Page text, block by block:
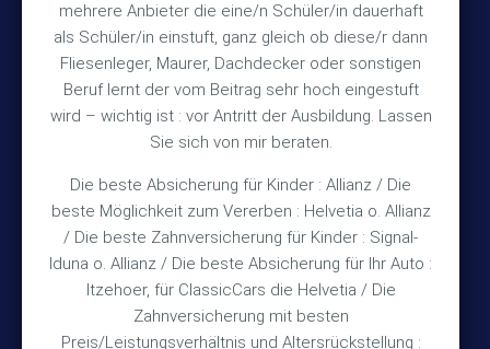
mehrere Anbieter die eine/n Schüler/in dauerhaft
als Schüler/in einstuft, ganz gleich ob diese/r dann
Fliesenleger, Maurer, Dachdecker oder sonstigen
Beruf lernt der vom Beitrag sehr hoch eingestuft
wird – wichtig ist : vor Antritt der Ausbildung. Lassen
Sie sich von mir beraten.
Die beste Absicherung für Kinder : Allianz / Die
beste Möglichkeit zum Vererben : Helvetia o. Allianz
/ Die beste Zahnversicherung für Kinder : Signal-
Iduna o. Allianz / Die beste Absicherung für Ihr Auto :
Itzehoer, für ClassicCars die Helvetia / Die
Zahnversicherung mit besten
Preis/Leistungsverhältnis und Altersrückstellung :
FAX +49 (5105) 2720
MAIL vmh1a@web.de
Bürozeiten
Mo – Fr 10:15 – 12:00 Uhr
und nach Vereinbarung
Rechtliches